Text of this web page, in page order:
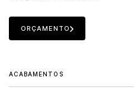
ORÇAMENTO
ACABAMENTOS